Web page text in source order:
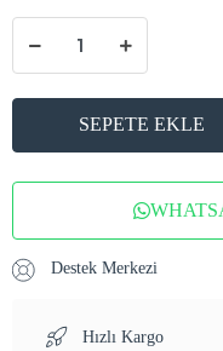
SEPETE EKLE
Destek Merkezi
Hızlı Kargo